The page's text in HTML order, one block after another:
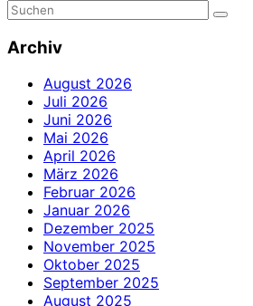
Archiv
August 2026
Juli 2026
Juni 2026
Mai 2026
April 2026
März 2026
Februar 2026
Januar 2026
Dezember 2025
November 2025
Oktober 2025
September 2025
August 2025